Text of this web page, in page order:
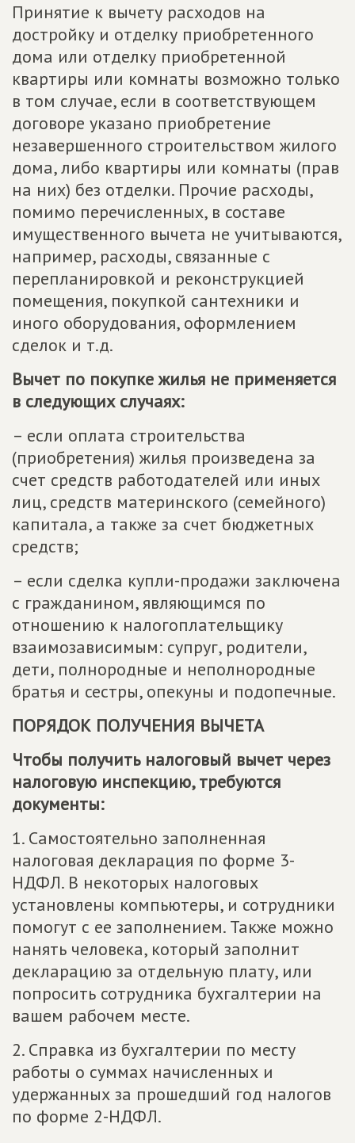
Принятие к вычету расходов на
достройку и отделку приобретенного
дома или отделку приобретенной
квартиры или комнаты возможно только
в том случае, если в соответствующем
договоре указано приобретение
незавершенного строительством жилого
дома, либо квартиры или комнаты (прав
на них) без отделки. Прочие расходы,
помимо перечисленных, в составе
имущественного вычета не учитываются,
например, расходы, связанные с
перепланировкой и реконструкцией
помещения, покупкой сантехники и
иного оборудования, оформлением
сделок и т.д.
Вычет по покупке жилья не применяется
в следующих случаях:
– если оплата строительства
(приобретения) жилья произведена за
счет средств работодателей или иных
лиц, средств материнского (семейного)
капитала, а также за счет бюджетных
средств;
– если сделка купли-продажи заключена
с гражданином, являющимся по
отношению к налогоплательщику
взаимозависимым: супруг, родители,
дети, полнородные и неполнородные
братья и сестры, опекуны и подопечные.
ПОРЯДОК ПОЛУЧЕНИЯ ВЫЧЕТА
Чтобы получить налоговый вычет через
налоговую инспекцию, требуются
документы:
1. Самостоятельно заполненная
налоговая декларация по форме 3-
НДФЛ. В некоторых налоговых
установлены компьютеры, и сотрудники
помогут с ее заполнением. Также можно
нанять человека, который заполнит
декларацию за отдельную плату, или
попросить сотрудника бухгалтерии на
вашем рабочем месте.
2. Справка из бухгалтерии по месту
работы о суммах начисленных и
удержанных за прошедший год налогов
по форме 2-НДФЛ.